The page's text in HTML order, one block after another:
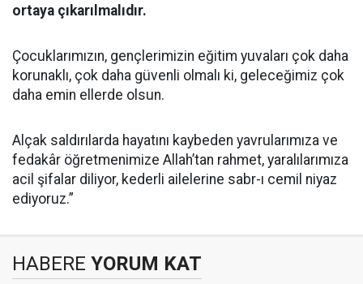
ortaya çıkarılmalıdır.
Çocuklarımızın, gençlerimizin eğitim yuvaları çok daha
korunaklı, çok daha güvenli olmalı ki, geleceğimiz çok
daha emin ellerde olsun.
Alçak saldırılarda hayatını kaybeden yavrularımıza ve
fedakâr öğretmenimize Allah’tan rahmet, yaralılarımıza
acil şifalar diliyor, kederli ailelerine sabr-ı cemil niyaz
ediyoruz.”
HABERE YORUM KAT